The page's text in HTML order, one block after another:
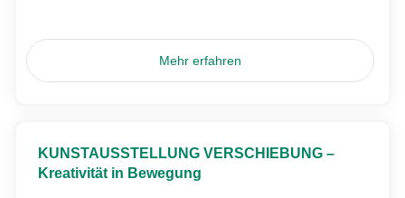
Mehr erfahren
KUNSTAUSSTELLUNG VERSCHIEBUNG –
Kreativität in Bewegung